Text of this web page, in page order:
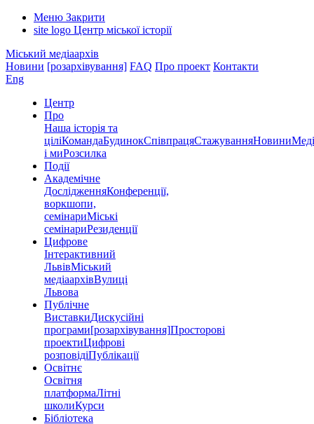
Меню Закрити
site logo Центр міської історії
Міський медіаархів
Новини [розархівування] FAQ Про проект Контакти
Eng
Центр
Про
Наша історія та
ціліКомандаБудинокСпівпрацяСтажуванняНовини
і миРозсилка
Події
Академічне
ДослідженняКонференції,
воркшопи,
семінариМіські
семінариРезиденції
Цифрове
Інтерактивний
ЛьвівМіський
медіаархівВулиці
Львова
Публічне
ВиставкиДискусійні
програми[розархівування]Просторові
проектиЦифрові
розповідіПублікації
Освітнє
Освітня
платформаЛітні
школиКурси
Бібліотека